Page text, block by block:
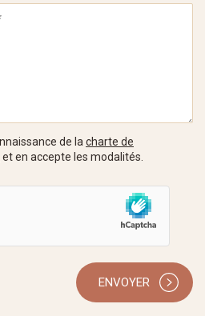
de lacharte de
et en accepte les modalités.
ENVOYER